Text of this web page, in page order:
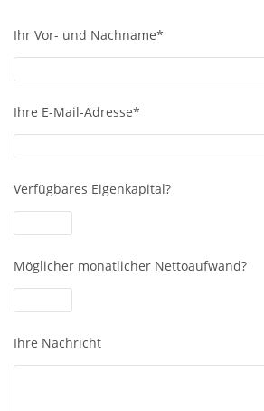
Ihr Vor- und Nachname*
Ihre E-Mail-Adresse*
Verfügbares Eigenkapital?
Möglicher monatlicher Nettoaufwand?
Ihre Nachricht